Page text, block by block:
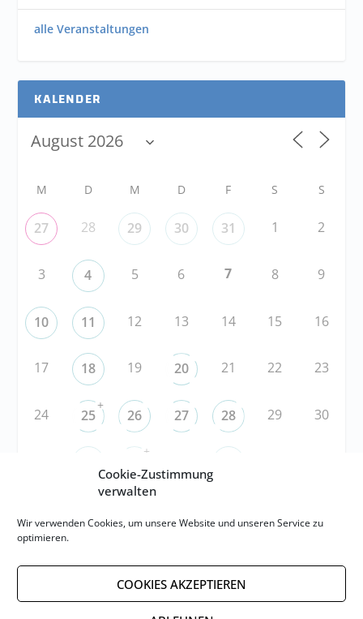
Cookie-Zustimmung
verwalten
Wir verwenden Cookies, um unsere Website und unseren Service zu
optimieren.
COOKIES AKZEPTIEREN
alle Veranstaltungen
KALENDER
M D M D F S S
27 28 29 30 31 1 2
3 4 5 6 7 8 9
10 11 12 13 14 15 16
17 18 19 20 21 22 23
24 25
+
26 27 28 29 30
+
RSS
RSS-FEED abonnieren